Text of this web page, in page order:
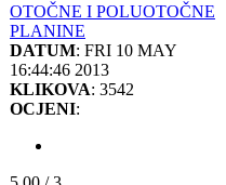
OTOČNE I POLUOTOČNE
PLANINE
DATUM: FRI 10 MAY
16:44:46 2013
KLIKOVA: 3542
OCJENI: